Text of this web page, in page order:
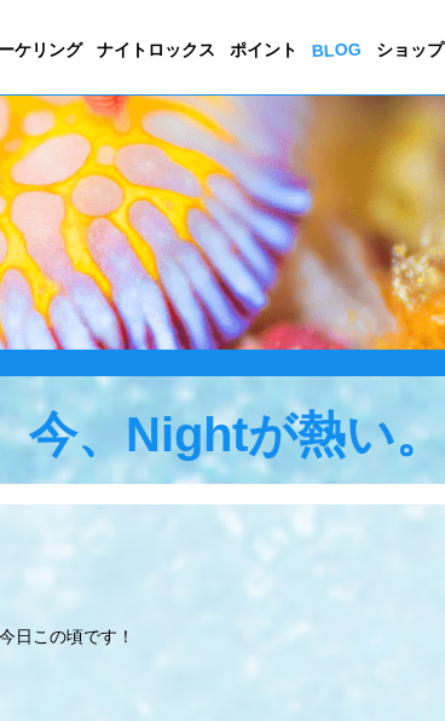
ケリング ナイトロックス ポイント BLOG ショップ
今、Nightが熱い。
日この頃です！